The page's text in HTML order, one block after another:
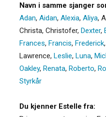
Navn i samme sjanger
Adan, Aidan, Alexia, Aliya,
Christa, Christofer, Dexter,
Frances, Francis, Frederick,
Lawrence, Leslie, Luna,
Oakley, Renata, Roberto,
Styrkår
Du kjenner Estelle fra: